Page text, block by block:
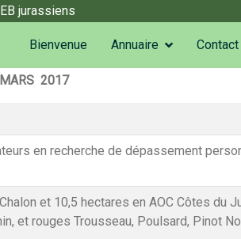
jurassiens
Bienvenue Annuaire Contact
MARS 2017
en recherche de dépassement
et 10,5 hectares en AOC Côtes du
et rouges Trousseau, Poulsard, Pinot